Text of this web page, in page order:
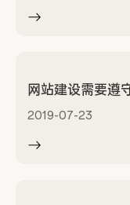
网站建设需要遵
2019-07-23